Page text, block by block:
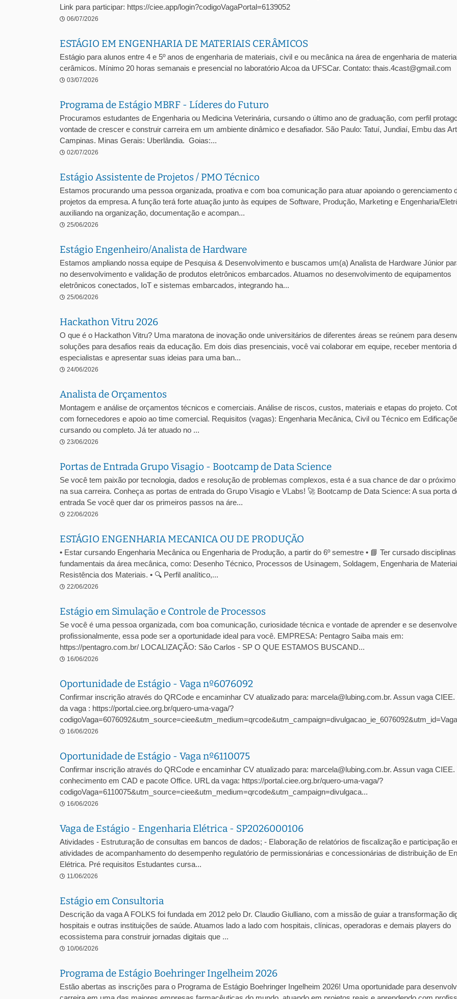
Link para participar: https://ciee.app/login?codigoVagaPortal=6139052
06/07/2026
ESTÁGIO EM ENGENHARIA DE MATERIAIS CERÂMICOS
Estágio para alunos entre 4 e 5º anos de engenharia de materiais, civil e ou mecânica na área de engenharia de
cerâmicos. Mínimo 20 horas semanais e presencial no laboratório Alcoa da UFSCar. Contato: thais.4cast@gmail.com
03/07/2026
Programa de Estágio MBRF - Líderes do Futuro
Procuramos estudantes de Engenharia ou Medicina Veterinária, cursando o último ano de graduação, com perfil
vontade de crescer e construir carreira em um ambiente dinâmico e desafiador. São Paulo: Tatuí, Jundiaí, Embu das
Campinas. Minas Gerais: Uberlândia. Goias:...
02/07/2026
Estágio Assistente de Projetos / PMO Técnico
Estamos procurando uma pessoa organizada, proativa e com boa comunicação para atuar apoiando o gerenciamento
projetos da empresa. A função terá forte atuação junto às equipes de Software, Produção, Marketing e Engenharia/
auxiliando na organização, documentação e acompan...
25/06/2026
Estágio Engenheiro/Analista de Hardware
Estamos ampliando nossa equipe de Pesquisa & Desenvolvimento e buscamos um(a) Analista de Hardware Júnior
no desenvolvimento e validação de produtos eletrônicos embarcados. Atuamos no desenvolvimento de equipamentos
eletrônicos conectados, IoT e sistemas embarcados, integrando ha...
25/06/2026
Hackathon Vitru 2026
O que é o Hackathon Vitru? Uma maratona de inovação onde universitários de diferentes áreas se reúnem para
soluções para desafios reais da educação. Em dois dias presenciais, você vai colaborar em equipe, receber mentoria
especialistas e apresentar suas ideias para uma ban...
24/06/2026
Analista de Orçamentos
Montagem e análise de orçamentos técnicos e comerciais. Análise de riscos, custos, materiais e etapas do projeto.
com fornecedores e apoio ao time comercial. Requisitos (vagas): Engenharia Mecânica, Civil ou Técnico em
cursando ou completo. Já ter atuado no ...
23/06/2026
Portas de Entrada Grupo Visagio - Bootcamp de Data Science
Se você tem paixão por tecnologia, dados e resolução de problemas complexos, esta é a sua chance de dar o
na sua carreira. Conheça as portas de entrada do Grupo Visagio e VLabs! 🚀 Bootcamp de Data Science: A sua porta
entrada Se você quer dar os primeiros passos na áre...
22/06/2026
ESTÁGIO ENGENHARIA MECANICA OU DE PRODUÇÃO
• Estar cursando Engenharia Mecânica ou Engenharia de Produção, a partir do 6º semestre • 📘 Ter cursado disciplinas
fundamentais da área mecânica, como: Desenho Técnico, Processos de Usinagem, Soldagem, Engenharia de
Resistência dos Materiais. • 🔍 Perfil analítico,...
22/06/2026
Estágio em Simulação e Controle de Processos
Se você é uma pessoa organizada, com boa comunicação, curiosidade técnica e vontade de aprender e se
profissionalmente, essa pode ser a oportunidade ideal para você. EMPRESA: Pentagro Saiba mais em:
https://pentagro.com.br/ LOCALIZAÇÃO: São Carlos - SP O QUE ESTAMOS BUSCAND...
16/06/2026
Oportunidade de Estágio - Vaga nº6076092
Confirmar inscrição através do QRCode e encaminhar CV atualizado para: marcela@lubing.com.br. Assun vaga CIEE.
da vaga : https://portal.ciee.org.br/quero-uma-vaga/?
16/06/2026
Oportunidade de Estágio - Vaga nº6110075
Confirmar inscrição através do QRCode e encaminhar CV atualizado para: marcela@lubing.com.br. Assun vaga CIEE.
conhecimento em CAD e pacote Office. URL da vaga: https://portal.ciee.org.br/quero-uma-vaga/?
codigoVaga=6110075&utm_source=ciee&utm_medium=qrcode&utm_campaign=divulgaca...
16/06/2026
Vaga de Estágio - Engenharia Elétrica - SP2026000106
Atividades - Estruturação de consultas em bancos de dados; - Elaboração de relatórios de fiscalização e participação
atividades de acompanhamento do desempenho regulatório de permissionárias e concessionárias de distribuição de
Elétrica. Pré requisitos Estudantes cursa...
11/06/2026
Estágio em Consultoria
Descrição da vaga A FOLKS foi fundada em 2012 pelo Dr. Claudio Giulliano, com a missão de guiar a transformação
hospitais e outras instituições de saúde. Atuamos lado a lado com hospitais, clínicas, operadoras e demais players do
ecossistema para construir jornadas digitais que ...
10/06/2026
Programa de Estágio Boehringer Ingelheim 2026
Estão abertas as inscrições para o Programa de Estágio Boehringer Ingelheim 2026! Uma oportunidade para